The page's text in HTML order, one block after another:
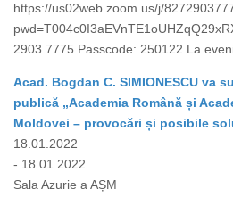
https://us02web.zoom.us/j/
2903 7775 Passcode: 250122 La
Acad. Bogdan C. SIMIONESCU va
publică „Academia Română și
Moldovei – provocări și posibile
18.01.2022
- 18.01.2022
Sala Azurie a AȘM